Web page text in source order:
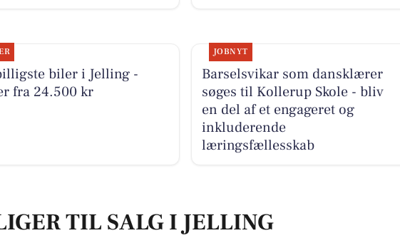
biler i Jelling -
fra 24.500 kr
JOBNYT
Barselsvikar som dansklærer
søges til Kollerup Skole - bliv
en del af et engageret og
inkluderende
læringsfællesskab
TIL SALG I JELLING